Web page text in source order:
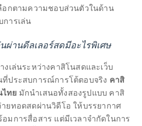
อกตามความชอบส่วนตัวในด้าน
การเล่น
ผ่านดีลเลอร์สดมีอะไรพิเศษ
งเล่นระหว่างคาสิโนสดและเว็บ
ประสบการณ์การโต้ตอบจริง คาสิ
ทย มักนำเสนอทั้งสองรูปแบบ คาสิ
ยทอดสดผ่านวิดีโอ ให้บรรยากาศ
มการสื่อสาร แต่มีเวลาจำกัดในการ